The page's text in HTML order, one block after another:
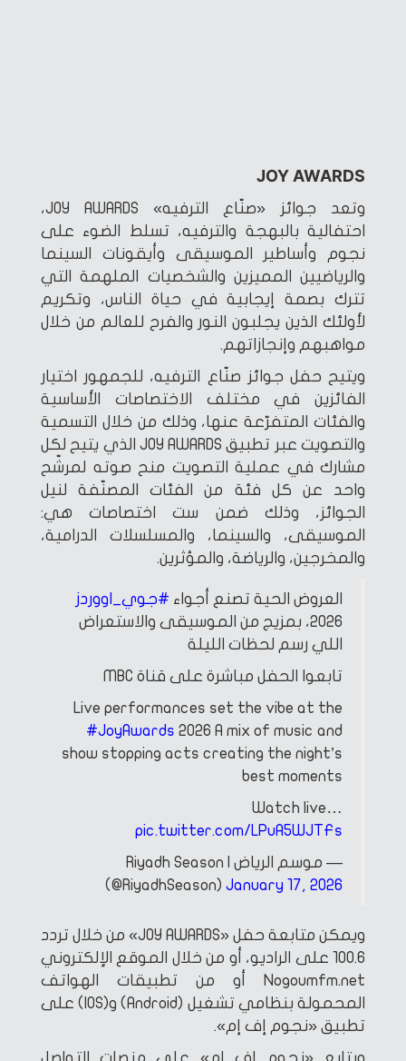
JOY AWARDS
وتعد جوائز «صنّاع الترفيه» JOY AWARDS،
احتفالية بالبهجة والترفيه، تسلط الضوء على
نجوم وأساطير الموسيقى وأيقونات السينما
والرياضيين المميزين والشخصيات الملهمة التي
تترك بصمة إيجابية في حياة الناس، وتكريم
لأولئك الذين يجلبون النور والفرح للعالم من خلال
مواهبهم وإنجازاتهم.
ويتيح حفل جوائز صنّاع الترفيه، للجمهور اختيار
الفائزين في مختلف الاختصاصات الأساسية
والفئات المتفرّعة عنها، وذلك من خلال التسمية
والتصويت عبر تطبيق JOY AWARDS الذي يتيح لكل
مشارك في عملية التصويت منح صوته لمرشّح
واحد عن كل فئة من الفئات المصنّفة لنيل
الجوائز، وذلك ضمن ست اختصاصات هي:
الموسيقى، والسينما، والمسلسلات الدرامية،
والمخرجين، والرياضة، والمؤثرين.
العروض الحية تصنع أجواء #جوي_اووردز
2026، بمزيج من الموسيقى والاستعراض
اللي رسم لحظات الليلة
تابعوا الحفل مباشرة على قناة MBC
Live performances set the vibe at the
#JoyAwards 2026 A mix of music and
show stopping acts creating the night’s
best moments
Watch live…
pic.twitter.com/LPuA5WJTFs
— موسم الرياض | Riyadh Season
(@RiyadhSeason) January 17, 2026
ويمكن متابعة حفل «JOY AWARDS» من خلال تردد
100.6 على الراديو، أو من خلال الموقع الإلكتروني
Nogoumfm.net أو من تطبيقات الهواتف
المحمولة بنظامي تشغيل (Android) و(IOS) على
تطبيق «نجوم إف إم».